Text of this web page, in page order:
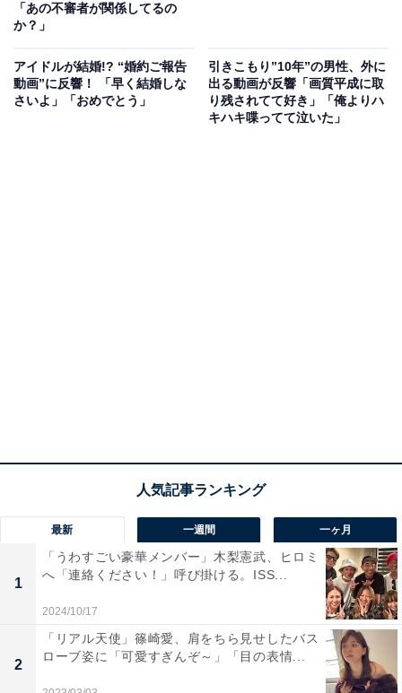
「あの不審者が関係してるの
か？」
アイドルが結婚!? “婚約ご報告
動画”に反響！ 「早く結婚しな
さいよ」「おめでとう」
引きこもり”10年”の男性、外に
出る動画が反響「画質平成に取
り残されてて好き」「俺よりハ
キハキ喋ってて泣いた」
最新 一週間 一ヶ月
1
「うわすごい豪華メンバー」木梨憲武、ヒロミ
へ「連絡ください！」呼び掛ける。ISS...
2024/10/17
2
「リアル天使」篠崎愛、肩をちら見せしたバス
ローブ姿に「可愛すぎんぞ～」「目の表情...